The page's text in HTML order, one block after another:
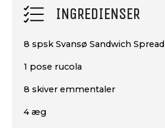
INGREDIENSER
8 spsk Svansø Sandwich Spread
1 pose rucola
8 skiver emmentaler
4 æg